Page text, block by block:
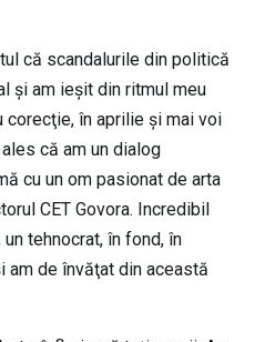
că scandalurile din politică
şi am ieşit din ritmul meu
corecţie, în aprilie şi mai voi
că am un dialog
cu un om pasionat de arta
CET Govora. Incredibil
tehnocrat, în fond, în
de învăţat din această